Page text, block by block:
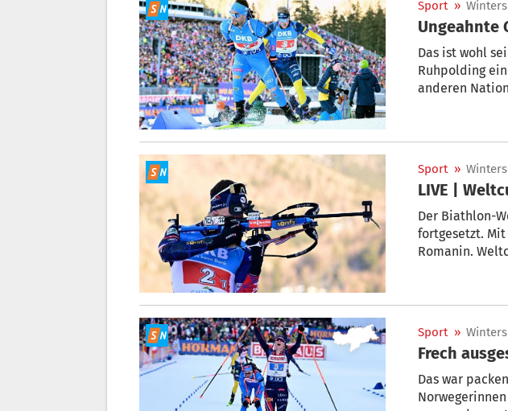
Sport »
Ungeahnte
Das ist wohl
Ruhpolding
anderen
Sport »
LIVE |
Der Biathlon-
fortgesetzt. Mit
Romanin.
Sport »
Frech
Das war